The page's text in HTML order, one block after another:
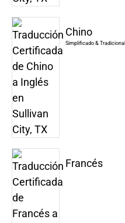
Chino
Simplificado & Tradicional
Francés